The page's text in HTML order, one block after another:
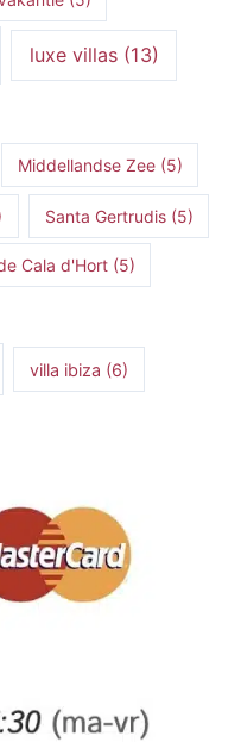
luxe villas(13)
Middellandse Zee(5)
Santa Gertrudis(5)
Cala d'Hort(5)
villa ibiza (6)